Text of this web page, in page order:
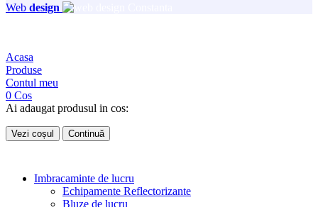
Web design
Acasa
Produse
Contul meu
0 Cos
Ai adaugat produsul in cos:
Vezi coșul Continuă
Imbracaminte de lucru
Echipamente Reflectorizante
Bluze de lucru